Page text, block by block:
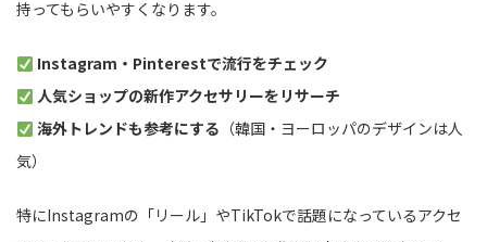
持ってもらいやすくなります。
Instagram・Pinterestで流行をチェック
人気ショップの新作アクセサリーをリサーチ
海外トレンドも参考にする （韓国・ヨーロッパのデザインは人
気）
特にInstagramの「リール」やTikTokで話題になっているアクセ